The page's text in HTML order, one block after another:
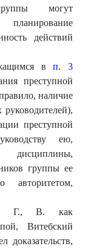
могут
планирование
действий
вп. 3
преступной
наличие
руководителей),
преступной
ею,
дисциплины,
группы ее
авторитетом,
К., Г., В. как
Витебский
доказательств,